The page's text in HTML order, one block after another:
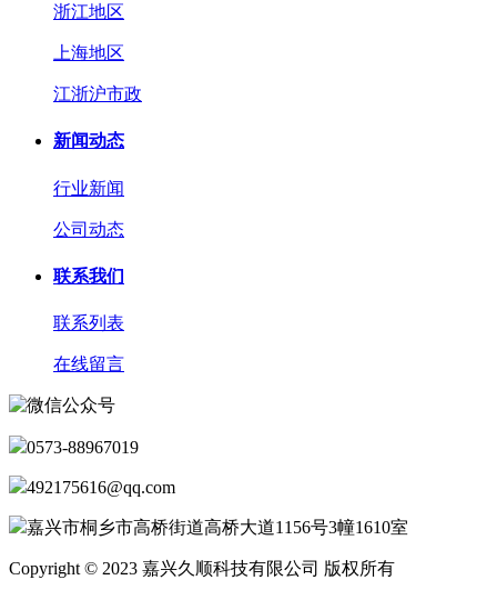
浙江地区
上海地区
江浙沪市政
新闻动态
行业新闻
公司动态
联系我们
联系列表
在线留言
0573-88967019
492175616@qq.com
嘉兴市桐乡市高桥街道高桥大道1156号3幢1610室
Copyright © 2023 嘉兴久顺科技有限公司 版权所有